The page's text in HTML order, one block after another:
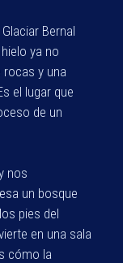
Bernal
ya no
rocas y una
el lugar que
de un
nos
un bosque
pies del
en una sala
cómo la